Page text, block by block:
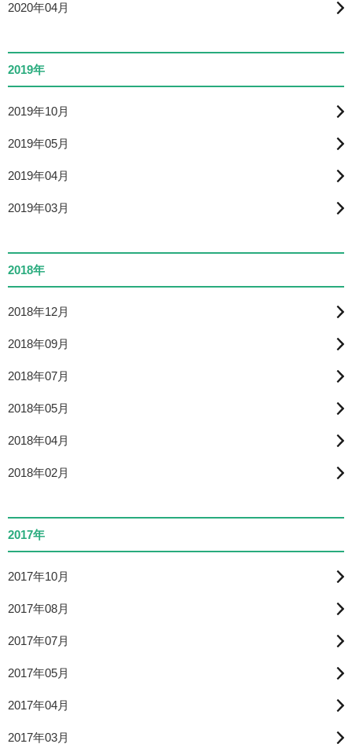
2020年04月
2019年
2019年10月
2019年05月
2019年04月
2019年03月
2018年
2018年12月
2018年09月
2018年07月
2018年05月
2018年04月
2018年02月
2017年
2017年10月
2017年08月
2017年07月
2017年05月
2017年04月
2017年03月